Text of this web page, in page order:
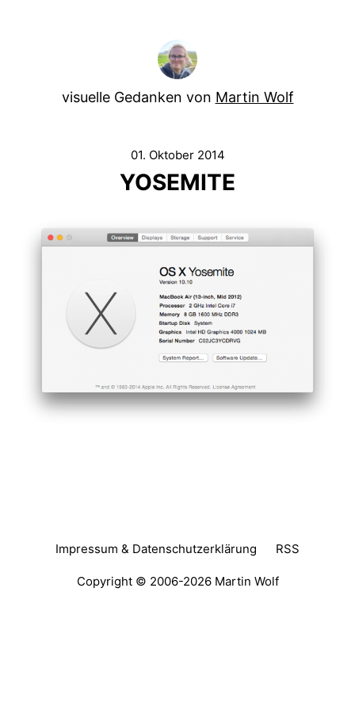
visuelle Gedanken von Martin Wolf
01. Oktober 2014
YOSEMITE
Impressum & Datenschutzerklärung RSS
Copyright © 2006-2026 Martin Wolf